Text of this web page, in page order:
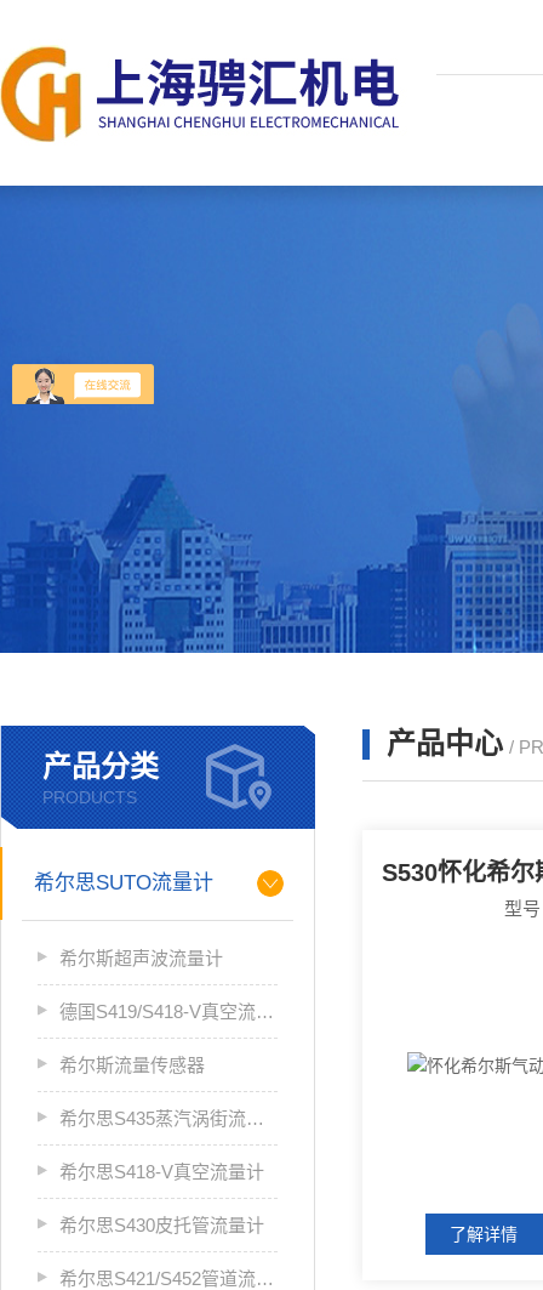
产品分类
PRODUCTS
希尔思SUTO流量计
希尔斯超声波流量计
德国S419/S418-V真空流量计
希尔斯流量传感器
希尔思S435蒸汽涡街流量计
希尔思S418-V真空流量计
希尔思S430皮托管流量计
希尔思S421/S452管道流量计
产品中心 /
型
了解详情